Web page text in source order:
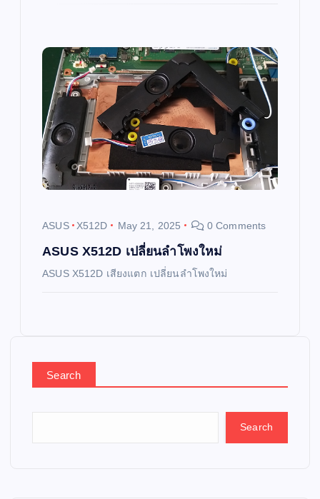
ASUS X512D May 21, 2025 0 Comments
ASUS X512D เปลี่ยนลำโพงใหม่
ASUS X512D เสียงแตก เปลี่ยนลำโพงใหม่
Search
Search